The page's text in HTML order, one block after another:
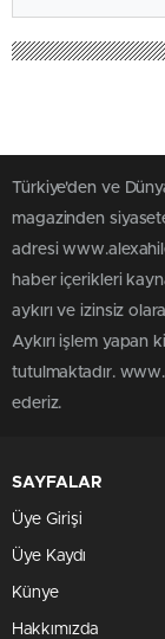
Türkiye'den ve
magazinden
adresi
haber içerikleri
aykırı ve izinsiz
Aykırı işlem yapan
tutulmaktadır.
ederiz.
SAYFALAR
Üye Girişi
Üye Kaydı
Künye
Hakkımızda